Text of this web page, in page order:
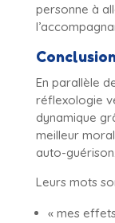
personne à
En parallèle
réflexologie
dynamique
meilleur
auto-guérison.
Leurs mots
« mes